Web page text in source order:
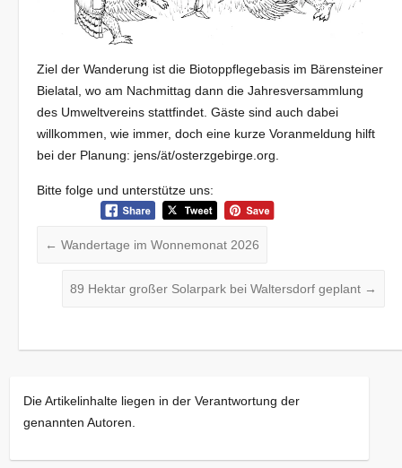
Ziel der Wanderung ist die Biotoppflegebasis im Bärensteiner
Bielatal, wo am Nachmittag dann die Jahresversammlung
des Umweltvereins stattfindet. Gäste sind auch dabei
willkommen, wie immer, doch eine kurze Voranmeldung hilft
bei der Planung: jens/ät/osterzgebirge.org.
Bitte folge und unterstütze uns:
← Wandertage im Wonnemonat 2026
89 Hektar großer Solarpark bei Waltersdorf geplant →
Die Artikelinhalte liegen in der Verantwortung der
genannten Autoren.